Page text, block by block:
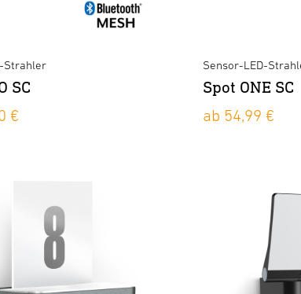
Strahler
SC
€
Sensor-LED-
Spot ONE SC
ab 54,99 €